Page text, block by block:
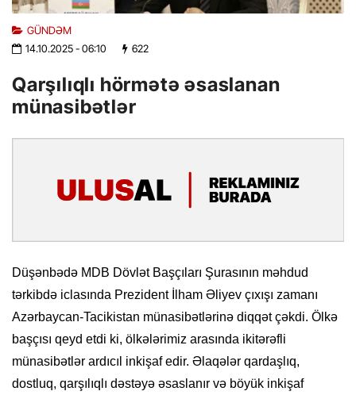
GÜNDƏM
14.10.2025- 06:10 622
Qarşılıqlı hörmətə əsaslanan
münasibətlər
Düşənbədə MDB Dövlət Başçıları Şurasının məhdud
tərkibdə iclasında Prezident İlham Əliyev çıxışı zamanı
Azərbaycan-Tacikistan münasibətlərinə diqqət çəkdi. Ölkə
başçısı qeyd etdi ki, ölkələrimiz arasında ikitərəfli
münasibətlər ardıcıl inkişaf edir. Əlaqələr qardaşlıq,
dostluq, qarşılıqlı dəstəyə əsaslanır və böyük inkişaf